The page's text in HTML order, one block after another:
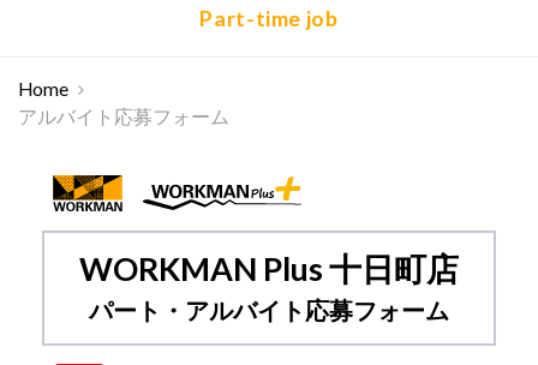
Part-time job
Home
アルバイト応募フォーム
WORKMAN Plus 十日町店
パート・アルバイト応募フォーム